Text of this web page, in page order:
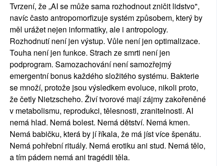
Tvrzení, že „AI se může sama rozhodnout zničit lidstvo",
navíc často antropomorfizuje systém způsobem, který by
měl urážet nejen informatiky, ale i antropology.
Rozhodnutí není jen výstup. Vůle není jen optimalizace.
Touha není jen funkce. Strach ze smrti není jen
podprogram. Samozachování není samozřejmý
emergentní bonus každého složitého systému. Bakterie
se množí, protože jsou výsledkem evoluce, nikoli proto,
že četly Nietzscheho. Živí tvorové mají zájmy zakořeněné
v metabolismu, reprodukci, tělesnosti, zranitelnosti. AI
nemá hlad. Nemá bolest. Nemá dětství. Nemá kmen.
Nemá babičku, která by jí říkala, že má jíst více špenátu.
Nemá pohřební rituály. Nemá erotiku ani stud. Nemá tělo,
a tím pádem nemá ani tragédii těla.